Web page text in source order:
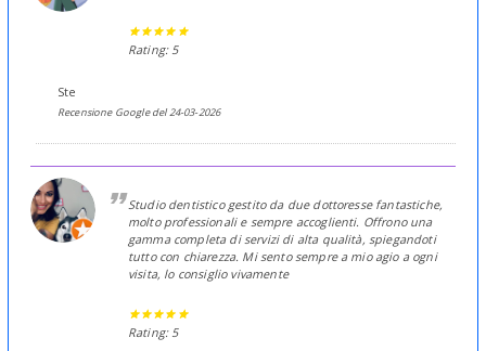
Rating: 5
Ste
Recensione Google del 24-03-2026
Studio dentistico gestito da due dottoresse fantastiche,
molto professionali e sempre accoglienti. Offrono una
gamma completa di servizi di alta qualità, spiegandoti
tutto con chiarezza. Mi sento sempre a mio agio a ogni
visita, lo consiglio vivamente
Rating: 5